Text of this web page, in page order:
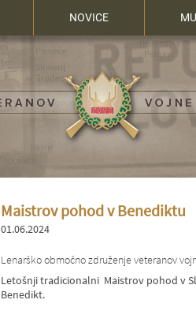
NOVICE
Maistrov pohod v Benediktu
01.06.2024
Lenarško območno združenje veteranov
Letošnji tradicionalni Maistrov pohod v
Benedikt.